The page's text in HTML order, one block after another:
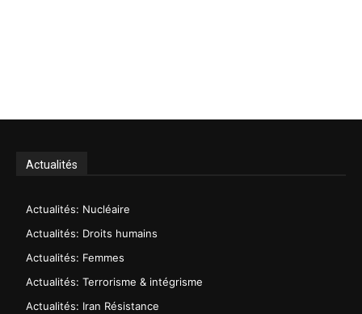
Actualités
Actualités: Nucléaire
Actualités: Droits humains
Actualités: Femmes
Actualités: Terrorisme & intégrisme
Actualités: Iran Résistance